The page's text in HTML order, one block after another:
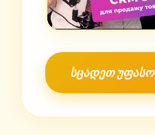
სცადეთ